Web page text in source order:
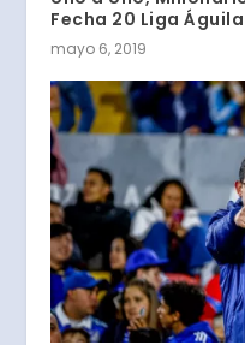
Fecha 20 Liga Águila
mayo 6, 2019